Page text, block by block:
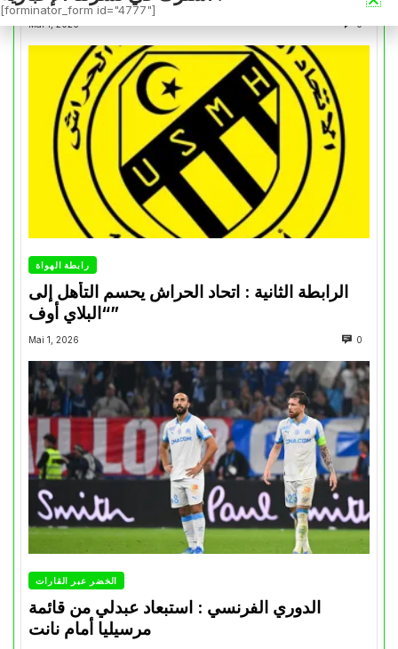
Mai 1, 2026 0
رابطة الهواة
الرابطة الثانية : اتحاد الحراش يحسم التأهل إلى
“البلاي أوف”
Mai 1, 2026 0
الخضر عبر القارات
الدوري الفرنسي : استبعاد عبدلي من قائمة
مرسيليا أمام نانت
[forminator_form id="4777"]